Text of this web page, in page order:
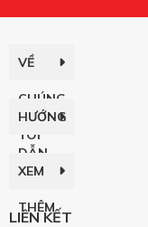
VỀ
CHÚNG
TÔI
HƯỚNG
DẪN
XEM
THÊM
LIÊN KẾT